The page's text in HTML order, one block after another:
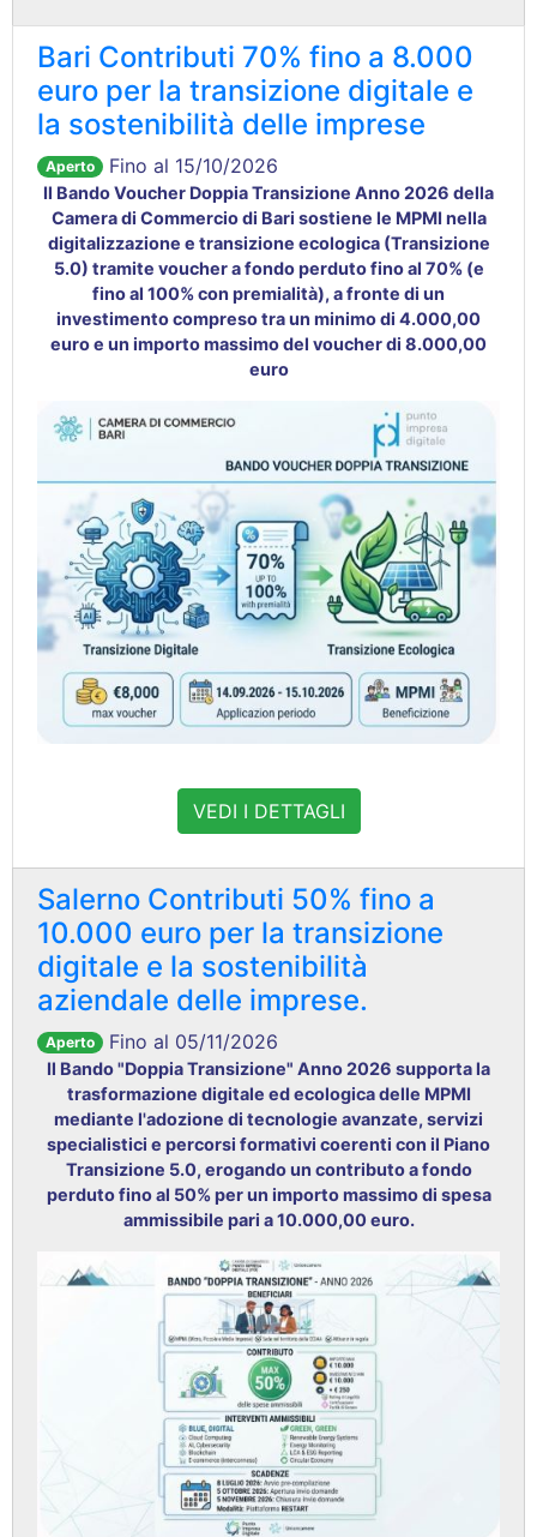
Bari Contributi 70% fino a 8.000
euro per la transizione digitale e
la sostenibilità delle imprese
Aperto Fino al 15/10/2026
Il Bando Voucher Doppia Transizione Anno 2026 della
Camera di Commercio di Bari sostiene le MPMI nella
digitalizzazione e transizione ecologica(Transizione
5.0) tramite voucher a fondo perdutofino al 70%(e
fino al 100% con premialità), a fronte di un
investimento compreso tra un minimo di 4.000,00
euro e un importo massimo del voucher di 8.000,00
euro
VEDI I DETTAGLI
Salerno Contributi 50% fino a
10.000 euro per la transizione
digitale e la sostenibilità
aziendale delle imprese.
Aperto Fino al 05/11/2026
Il Bando "Doppia Transizione" Anno 2026 supporta la
trasformazione digitale ed ecologica delle MPMI
mediante l'adozione di tecnologie avanzate, servizi
specialistici e percorsi formativi coerenti con il Piano
Transizione 5.0, erogando un contributo a fondo
perduto fino al 50% per un importo massimo di spesa
ammissibile pari a 10.000,00 euro.